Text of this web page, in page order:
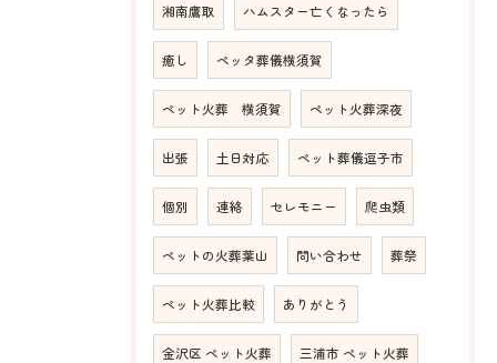
湘南鷹取 ハムスター亡くなったら
癒し ペッタ葬儀横須賀
ペット火葬 横須賀 ペット火葬深夜
出張 土日対応 ペット葬儀逗子市
個別 連絡 セレモニー 爬虫類
ペットの火葬葉山 問い合わせ 葬祭
ペット火葬比較 ありがとう
金沢区 ペット火葬 三浦市 ペット火葬